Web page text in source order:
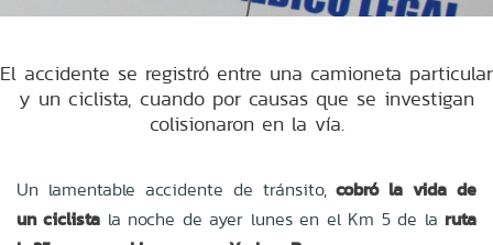
El accidente se registró entre una camioneta particular
y un ciclista, cuando por causas que se investigan
colisionaron en la vía.
Un lamentable accidente de tránsito,cobró la vida de
un ciclista la noche de ayer lunes en el Km 5 de la ruta